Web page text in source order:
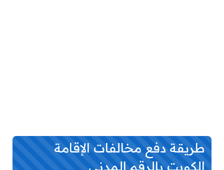
طريقة دفع مخالفات الإقامة
الكويت بالرقم المدني